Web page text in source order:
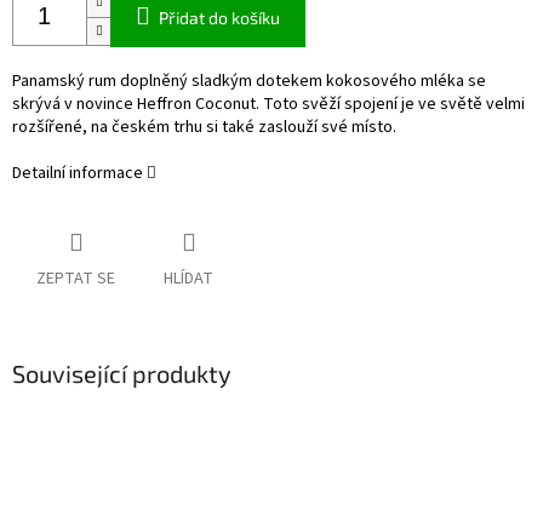
Přidat do košíku
Panamský rum doplněný sladkým dotekem kokosového mléka se
skrývá v novince Heffron Coconut. Toto svěží spojení je ve světě velmi
rozšířené, na českém trhu si také zaslouží své místo.
Detailní informace
ZEPTAT SE HLÍDAT
Související produkty